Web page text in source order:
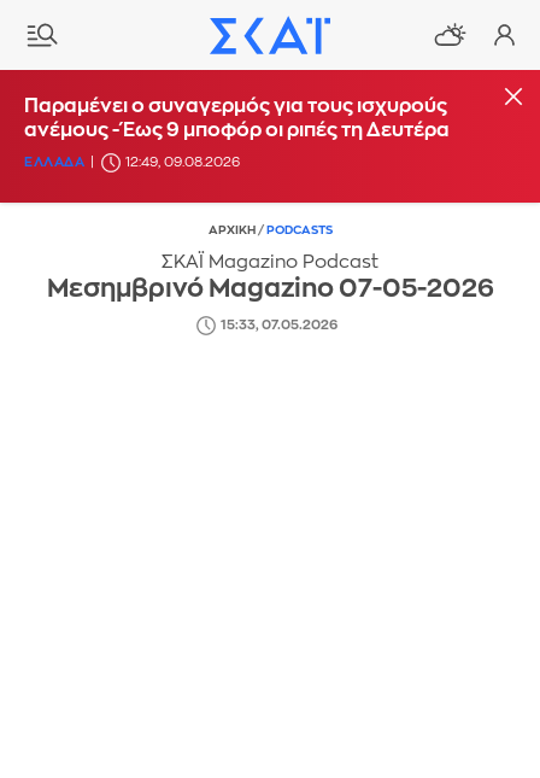
Παραμένει ο συναγερμός για τους ισχυρούς
ανέμους - Έως 9 μποφόρ οι ριπές τη Δευτέρα
ΕΛΛΑΔΑ 12:49, 09.08.2026
ΑΡΧΙΚΗ / PODCASTS
ΣΚΑΪ Magazino Podcast
Μεσημβρινό Magazino 07-05-2026
15:33, 07.05.2026